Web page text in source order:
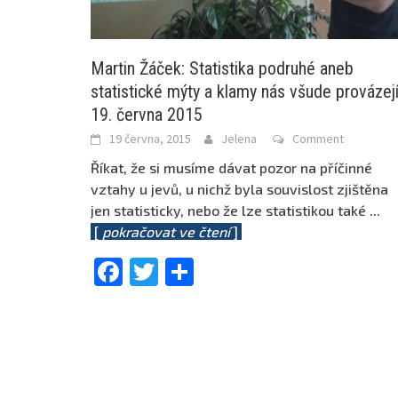
Martin Žáček: Statistika podruhé aneb
statistické mýty a klamy nás všude
19. června 2015
19 června, 2015 Jelena Comment
Říkat, že si musíme dávat pozor na příčinné
vztahy u jevů, u nichž byla souvislost zjištěna
jen statisticky, nebo že lze statistikou také ...
[ pokračovat ve čtení]
Facebook
Twitter